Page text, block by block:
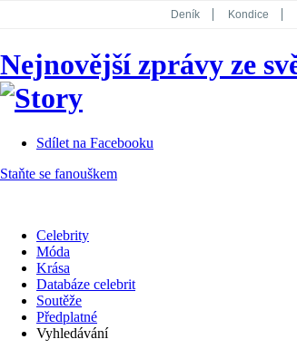
Deník Kondice
Koktejl
Nejnovější zprávy ze
Sdílet na Facebooku
Staňte se fanouškem
Celebrity
Móda
Krása
Databáze celebrit
Soutěže
Předplatné
Vyhledávání